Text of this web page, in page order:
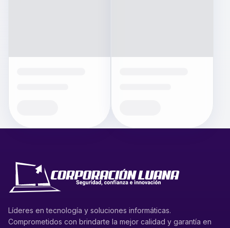
Líderes en tecnología y soluciones informáticas.
Comprometidos con brindarte la mejor calidad y garantía en